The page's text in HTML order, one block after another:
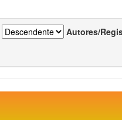
Autores/